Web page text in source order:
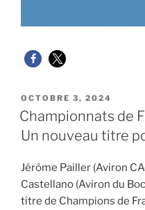
PUBLIÉ
LE
OCTOBRE 3, 2024
Championnats de
Un nouveau titre
Jérôme Pailler (Aviron
Castellano (Aviron du
titre de Champions de